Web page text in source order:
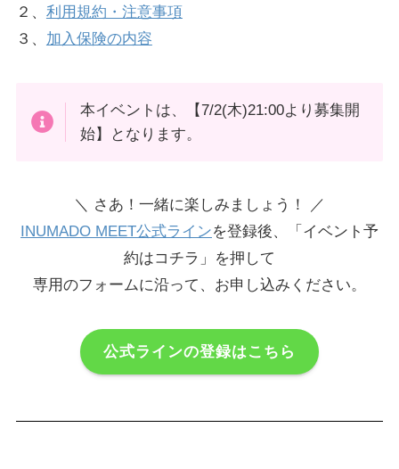
２、 利用規約・注意事項
３、 加入保険の内容
本イベントは、【7/2(木)21:00より募集開
始】となります。
＼ さあ！一緒に楽しみましょう！ ／
INUMADO MEET公式ラインを登録後、「イベント予
約はコチラ」を押して
専用のフォームに沿って、お申し込みください。
公式ラインの登録はこちら